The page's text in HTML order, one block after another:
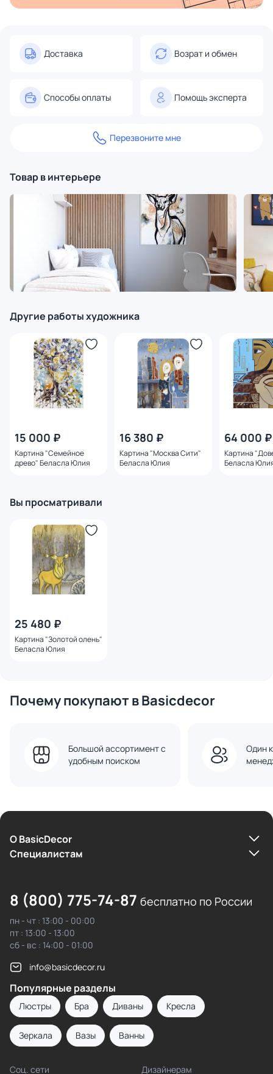
Доставка Возрат и обмен
Способы оплаты Помощь эксперта
Перезвоните мне
Товар в интерьере
Другие работы художника
15 000 ₽
Картина "Семейное
древо" Беласла Юлия
16 380 ₽
Картина "Москва Сити"
Беласла Юлия
64 000 ₽
Картина
Беласла
Вы просматривали
25 480 ₽
Картина "Золотой олень"
Беласла Юлия
Почему покупают в Basicdecor
Большой ассортимент с
удобным поиском
Один
О BasicDecor
Cпециалистам
8 (800) 775-74-87 бесплатно по России
пн - чт : 13:00 - 00:00
пт : 13:00 - 13:00
сб - вс : 14:00 - 01:00
info@basicdecor.ru
Популярные разделы
Люстры Бра Диваны Кресла
Зеркала Вазы Ванны
Соц. сети Дизайнерам